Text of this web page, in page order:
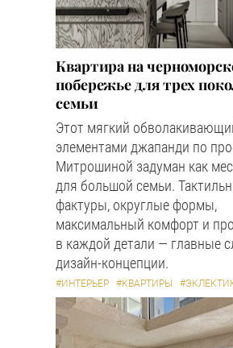
Квартира на
побережье для трех
семьи
Этот мягкий
элементами джапанди по
Митрошиной задуман как
для большой семьи.
фактуры, округлые формы,
максимальный комфорт и
в каждой детали — главные
дизайн-концепции.
#ИНТЕРЬЕР #КВАРТИРЫ